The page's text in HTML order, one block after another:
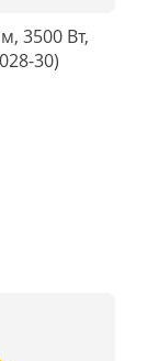
3500 Вт,
30)